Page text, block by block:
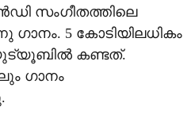
സംഗീതത്തിലെ
ഗാനം. 5 കോടിയിലധികം
കണ്ടത്.
ഗാനം